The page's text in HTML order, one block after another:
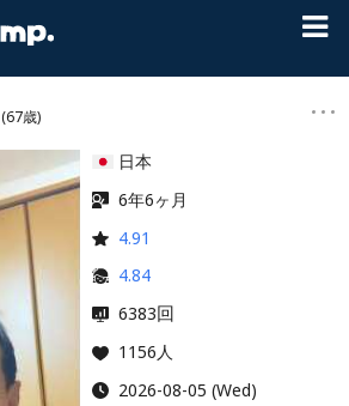
(67歳)
日本
6年6ヶ月
4.91
4.84
6383回
1156人
2026-08-05 (Wed)